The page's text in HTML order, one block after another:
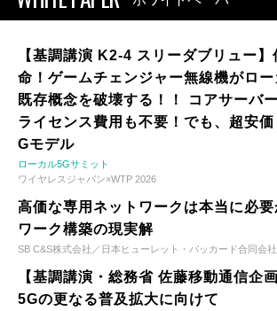
【基調講演 K2-4 スリーダブリュー
命！ゲームチェンジャー無線機がロ
既存概念を破壊する！！ コアサーバ
ライセンス費用も不要！でも、超安
Gモデル
ローカル5Gサミット
ワイヤレスジャパン×WTP 2026
高価な専用ネットワークは本当に必
ワーク構築の現実解
SB C&S株式会社／日本ヒューレット・パッカード合同会社
【基調講演・総務省 佐藤移動通信企
5Gの更なる普及拡大に向けて